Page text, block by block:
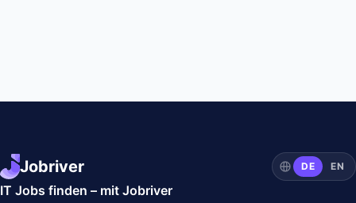
Jobriver DE EN
IT Jobs finden – mit Jobriver